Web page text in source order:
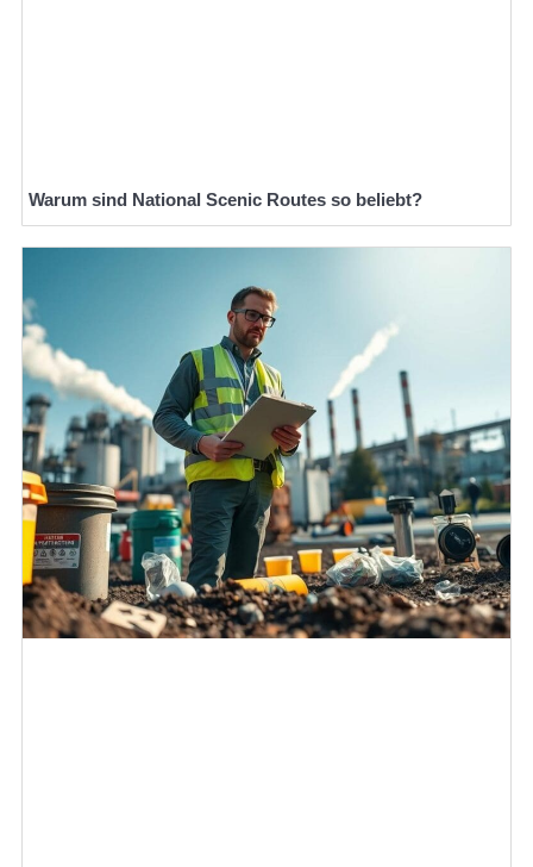
Warum sind National Scenic Routes so beliebt?